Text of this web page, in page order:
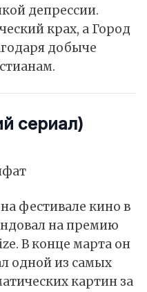
депрессии.
крах, а Город
добыче
сериал)
фестивале кино в
на премию
В конце марта он
одной из самых
картин за